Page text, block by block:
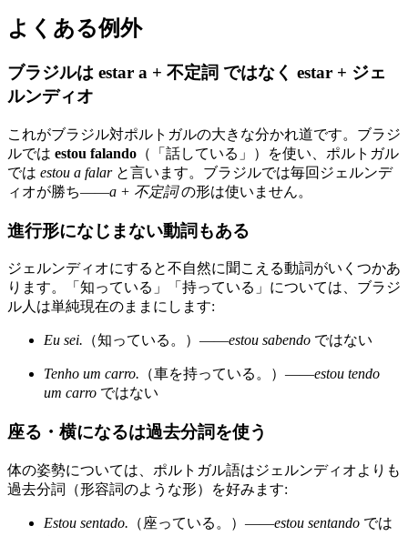
よくある例外
ブラジルは estar a + 不定詞 ではなく estar + ジェ
ルンディオ
これがブラジル対ポルトガルの大きな分かれ道です。ブラジ
ルでは estou falando （「話している」）を使い、ポルトガル
では estou a falarと言います。ブラジルでは毎回ジェルンデ
ィオが勝ち——a + 不定詞の形は使いません。
進行形になじまない動詞もある
ジェルンディオにすると不自然に聞こえる動詞がいくつかあ
ります。「知っている」「持っている」については、ブラジ
ル人は単純現在のままにします:
Eu sei. （知っている。）——estou sabendo ではない
Tenho um carro. （車を持っている。）——estou tendo
um carro ではない
座る・横になるは過去分詞を使う
体の姿勢については、ポルトガル語はジェルンディオよりも
過去分詞（形容詞のような形）を好みます:
Estou sentado. （座っている。）——estou sentando では